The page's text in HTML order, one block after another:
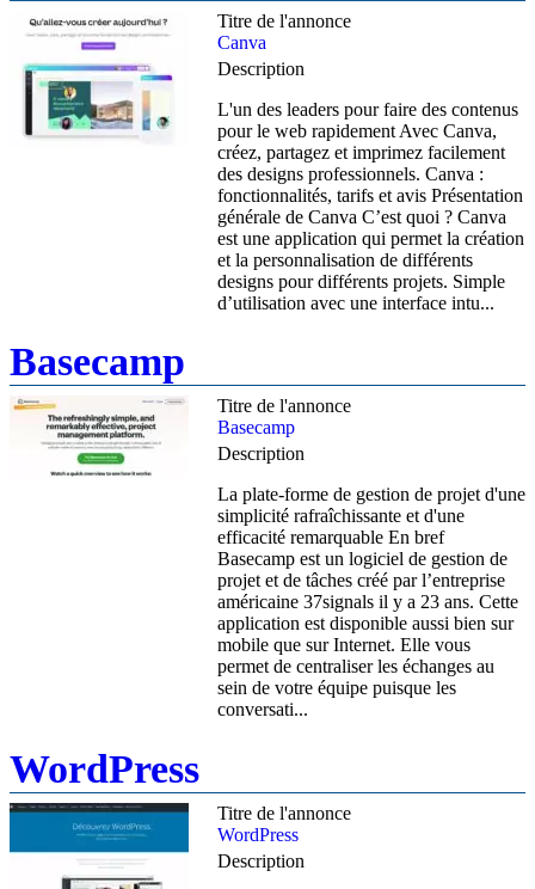
Titre de l'annonce
Canva
Description
L'un des leaders pour faire des contenus
pour le web rapidement Avec Canva,
créez, partagez et imprimez facilement
des designs professionnels. Canva :
fonctionnalités, tarifs et avis Présentation
générale de Canva C’est quoi ? Canva
est une application qui permet la création
et la personnalisation de différents
designs pour différents projets. Simple
d’utilisation avec une interface intu...
Basecamp
Titre de l'annonce
Basecamp
Description
La plate-forme de gestion de projet d'une
simplicité rafraîchissante et d'une
efficacité remarquable En bref
Basecamp est un logiciel de gestion de
projet et de tâches créé par l’entreprise
américaine 37signals il y a 23 ans. Cette
application est disponible aussi bien sur
mobile que sur Internet. Elle vous
permet de centraliser les échanges au
sein de votre équipe puisque les
conversati...
WordPress
Titre de l'annonce
WordPress
Description